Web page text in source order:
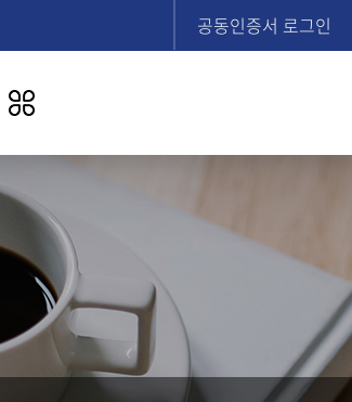
공동인증서 로그인